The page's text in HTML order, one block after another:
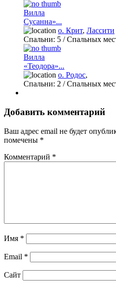
Вилла
Сусанна»...
о. Крит, Лассити
Спальни: 5 / Спальных
Вилла
«Теодора»...
о. Родос,
Спальни: 2 / Спальных
Добавить комментарий
Ваш адрес email не будет
помечены *
Комментарий *
Имя *
Email *
Сайт